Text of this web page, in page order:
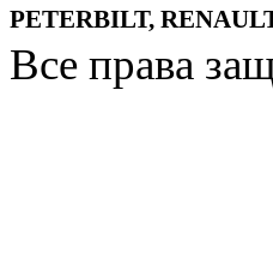
PETERBILT,
Все права